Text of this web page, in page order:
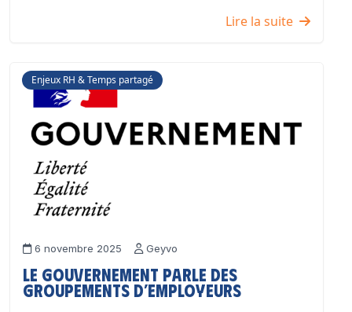
Lire la suite
Enjeux RH & Temps partagé
6 novembre 2025 Geyvo
Le Gouvernement parle des
groupements d’employeurs